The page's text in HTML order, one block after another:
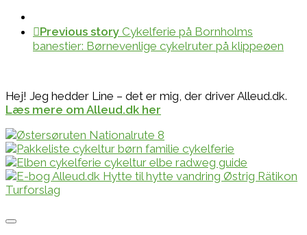
Previous story Cykelferie på Bornholms
banestier: Børnevenlige cykelruter på klippeøen
Hej! Jeg hedder Line – det er mig, der driver Alleud.dk.
Læs mere om Alleud.dk her